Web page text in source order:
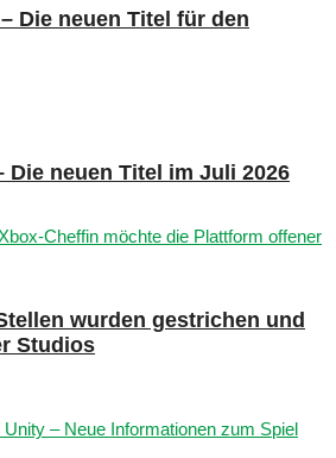
Die neuen Titel für den
Die neuen Titel im Juli 2026
wurden gestrichen und
Studios